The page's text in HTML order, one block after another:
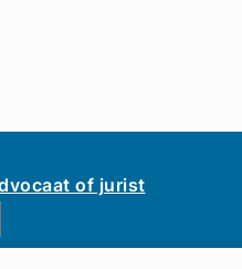
of jurist